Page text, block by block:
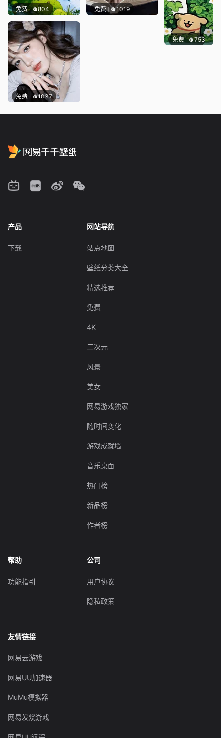
免费 804 免费 1019
免费 1037
免费 753渔小小
产品
下载
网站导航
站点地图
壁纸分类大全
精选推荐
免费
4K
二次元
风景
美女
网易游戏独家
随时间变化
游戏成就墙
音乐桌面
热门榜
新品榜
作者榜
帮助
功能指引
公司
用户协议
隐私政策
友情链接
网易云游戏
网易UU加速器
MuMu模拟器
网易发烧游戏